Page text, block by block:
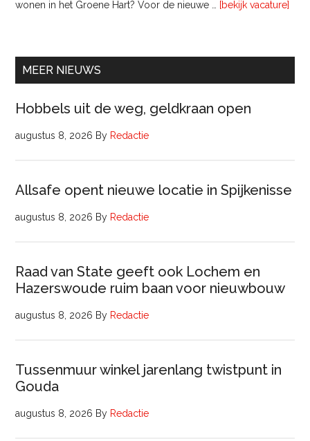
wonen in het Groene Hart? Voor de nieuwe … [bekijk vacature]
MEER NIEUWS
Hobbels uit de weg, geldkraan open
augustus 8, 2026 By Redactie
Allsafe opent nieuwe locatie in Spijkenisse
augustus 8, 2026 By Redactie
Raad van State geeft ook Lochem en
Hazerswoude ruim baan voor nieuwbouw
augustus 8, 2026 By Redactie
Tussenmuur winkel jarenlang twistpunt in
Gouda
augustus 8, 2026 By Redactie